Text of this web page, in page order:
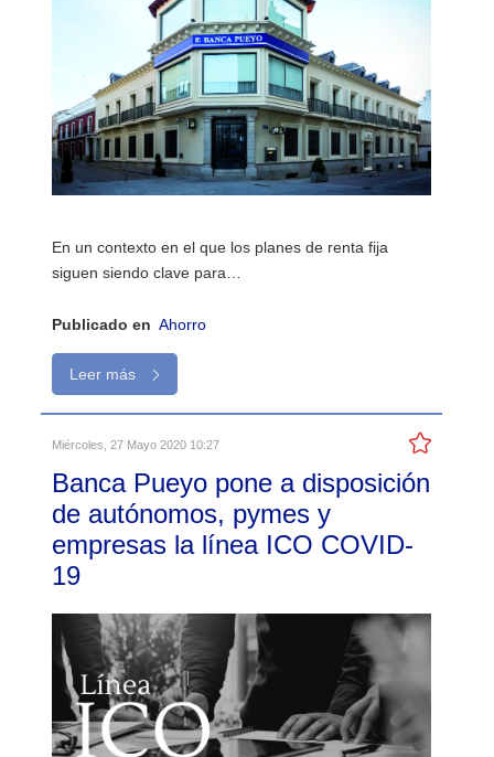
En un contexto en el que los planes de renta fija
siguen siendo clave para…
Publicado en Ahorro
Leer más
Miércoles, 27 Mayo 2020 10:27
Banca Pueyo pone a disposición
de autónomos, pymes y
empresas la línea ICO COVID-
19